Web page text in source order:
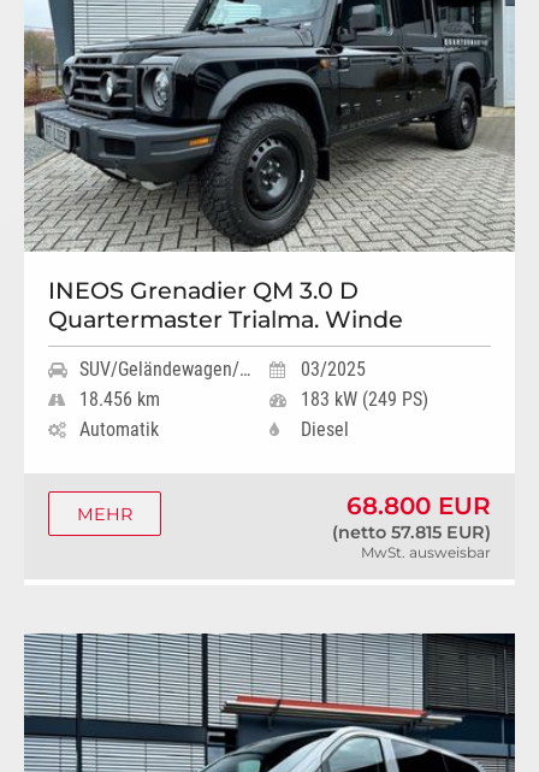
INEOS Grenadier QM 3.0 D
Quartermaster Trialma. Winde
SUV/Geländewagen/Pickup
03/2025
18.456 km
183 kW (249 PS)
Automatik
Diesel
68.800 EUR
(netto 57.815 EUR)
MwSt. ausweisbar
MEHR